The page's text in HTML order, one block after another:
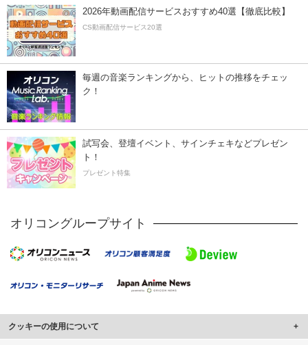
2026年動画配信サービスおすすめ40選【徹底比較】
CS動画配信サービス20選
毎週の音楽ランキングから、ヒットの推移をチェッ
ク！
試写会、登壇イベント、サインチェキなどプレゼン
ト！
プレゼント特集
オリコングループサイト
クッキーの使用について